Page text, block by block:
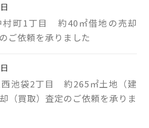
村町1丁目 約40㎡借地の売却
ご依頼を承りました
西池袋2丁目 約265㎡土地（建
（買取）査定のご依頼を承りま